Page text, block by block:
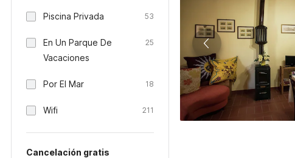
Piscina Privada 53
En Un Parque De
Vacaciones
25
Por El Mar 18
Wifi 211
Cancelación gratis